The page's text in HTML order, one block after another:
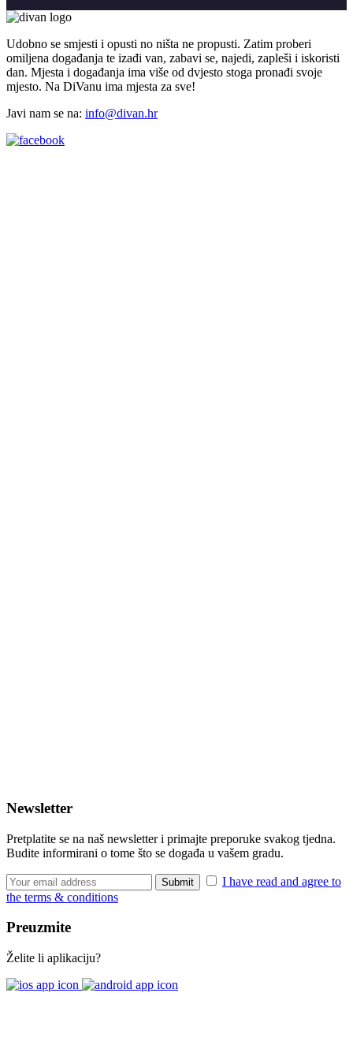
Udobno se smjesti i opusti no ništa ne propusti. Zatim proberi
omiljena događanja te izađi van, zabavi se, najedi, zapleši i iskoristi
dan. Mjesta i događanja ima više od dvjesto stoga pronađi svoje
mjesto. Na DiVanu ima mjesta za sve!
Javi nam se na: info@divan.hr
Newsletter
Pretplatite se na naš newsletter i primajte preporuke svakog tjedna.
Budite informirani o tome što se događa u vašem gradu.
I have read and agree to
the terms & conditions
Preuzmite
Želite li aplikaciju?